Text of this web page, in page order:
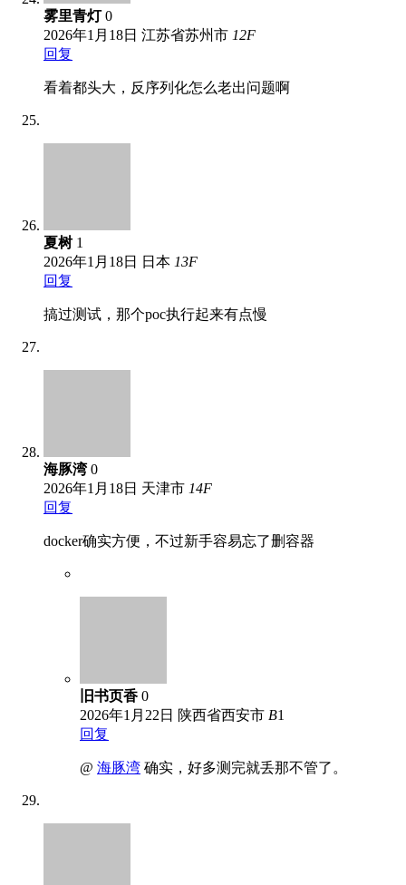
雾里青灯 0
2026年1月18日 江苏省苏州市 12F
回复
看着都头大，反序列化怎么老出问题啊
夏树 1
2026年1月18日
日本 13F
回复
搞过测试，那个poc执行起来有点慢
海豚湾 0
2026年1月18日 天津市 14F
回复
docker确实方便，不过新手容易忘了删容器
旧书页香 0
2026年1月22日 陕西省西安市 B1
回复
@ 海豚湾 确实，好多测完就丢那不管了。